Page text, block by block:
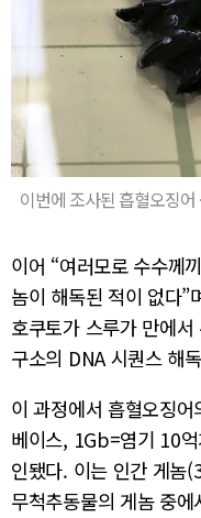
이번에 조사된 흡혈오징
이어 “여러모로 수수께
놈이 해독된 적이 없다”
호쿠토가 스루가 만에
구소의 DNA 시퀀스 해
이 과정에서 흡혈오징
베이스, 1Gb=염기 10
인됐다. 이는 인간 게놈
무척추동물의 게놈 중에